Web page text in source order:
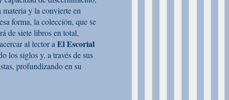
materia y la convierte en
forma, la colección, que se
de siete libros en total,
al lector a El Escorial
los siglos y, a través de sus
profundizando en su